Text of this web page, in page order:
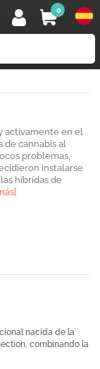
0
activamente en el
de cannabis al
problemas,
instalarse
híbridas de
nacida de la
combinando la